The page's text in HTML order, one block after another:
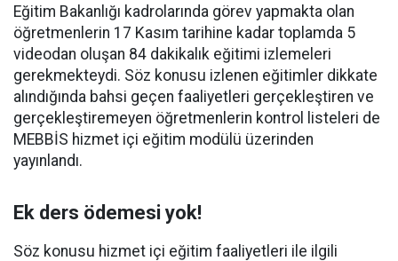
Eğitim Bakanlığı kadrolarında görev yapmakta olan
öğretmenlerin 17 Kasım tarihine kadar toplamda 5
videodan oluşan 84 dakikalık eğitimi izlemeleri
gerekmekteydi. Söz konusu izlenen eğitimler dikkate
alındığında bahsi geçen faaliyetleri gerçekleştiren ve
gerçekleştiremeyen öğretmenlerin kontrol listeleri de
MEBBİS hizmet içi eğitim modülü üzerinden
yayınlandı.
Ek ders ödemesi yok!
Söz konusu hizmet içi eğitim faaliyetleri ile ilgili